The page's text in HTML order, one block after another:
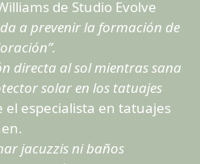
de Studio Evolve
a prevenir la formación de
directa al sol mientras sana
solar en los tatuajes
el especialista en tatuajes
jacuzzis ni baños